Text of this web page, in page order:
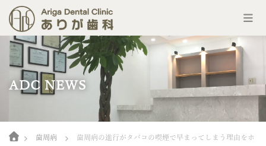
キ
ADC NEWS
Home 歯周病
歯周病の進行がタバコの喫煙で早まってしまう理由をホ